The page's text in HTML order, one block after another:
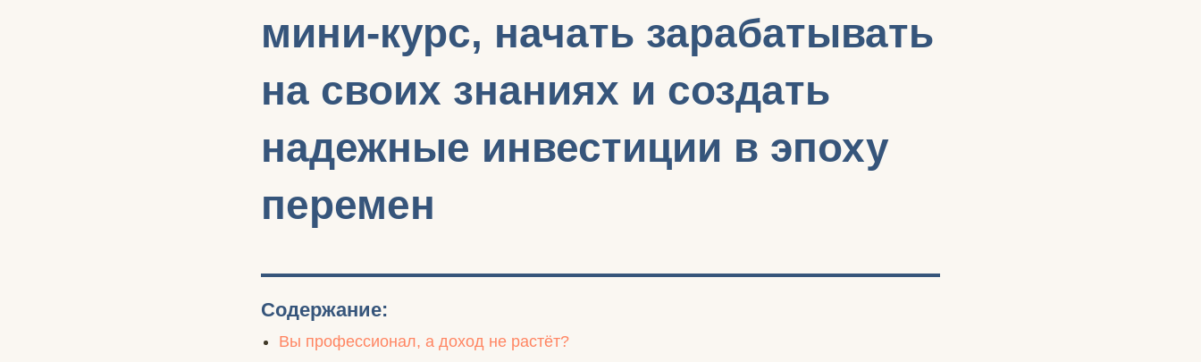
мини-курс, начать зарабатывать
на своих знаниях и создать
надежные инвестиции в эпоху
перемен
Содержание:
Вы профессионал, а доход не растёт?